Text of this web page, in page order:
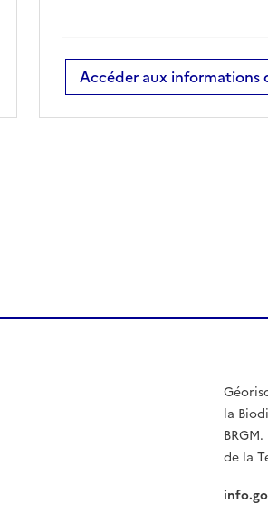
Accéder aux informations
la
de la